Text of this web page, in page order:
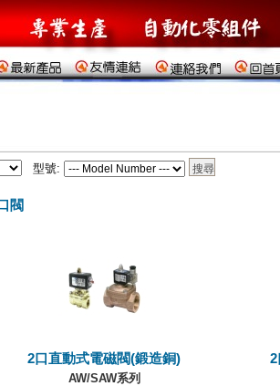
型號:
閥
2口直動式電磁閥(鍛造銅)
AW/SAW系列
2